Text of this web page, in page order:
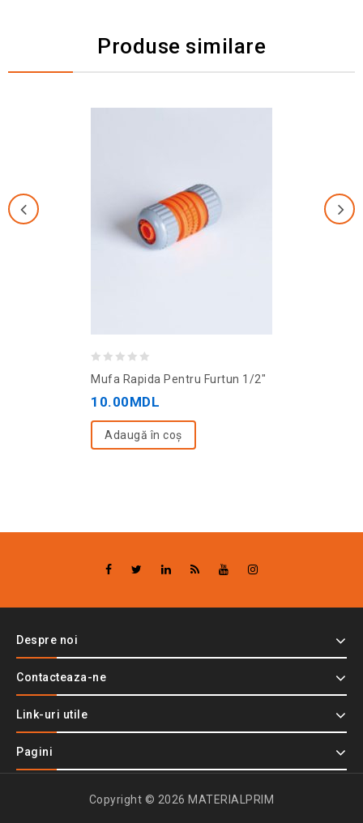
Produse similare
Mufa Rapida Pentru Furtun 1/2″
10.00MDL
Adaugă în coș
Despre noi
Contacteaza-ne
Link-uri utile
Pagini
Copyright © 2026 MATERIALPRIM